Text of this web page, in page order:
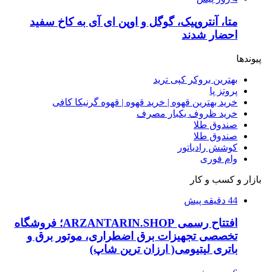
متا، آنتروپیک، گوگل و اوپن ای آی به کاخ سفید
احضار شدند
پیوندها
بهترین بروکر کپی ترید
پروتز پا
خرید بهترین قهوه | خرید قهوه | قهوه گرنیکا کافی
خرید ظروف یکبار مصرف
صندوق طلا
صندوق طلا
کوشش رادیاتور
وام فوری
بازار و کسب و کار
44 دقیقه پیش
افتتاح رسمی ARZANTARIN.SHOP؛ فروشگاه
تخصصی تجهیزات برق اضطراری، موتور برق و
باتری لیتیومی( ارزان ترین شاپ)